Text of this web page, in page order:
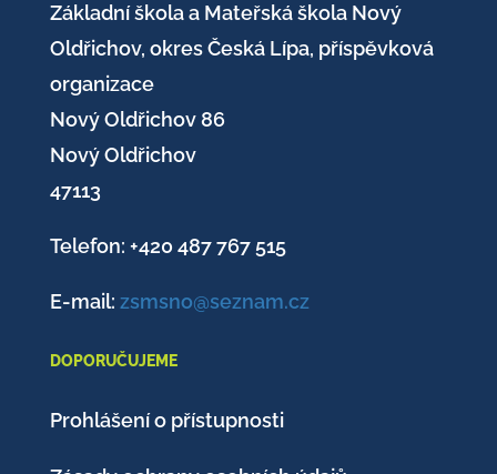
Základní škola a Mateřská škola Nový
Oldřichov, okres Česká Lípa, příspěvková
organizace
Nový Oldřichov 86
Nový Oldřichov
47113
Telefon: +420 487 767 515
E-mail: zsmsno@seznam.cz
DOPORUČUJEME
Prohlášení o přístupnosti